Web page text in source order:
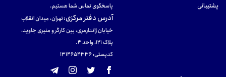
پشتیبانی
پاسخگوی تماس شما هستیم.
آدرس دفتر مرکزی:تهران، میدان انقلاب
خیابان ژاندارمری، بین کارگر و منیری جاوید،
پلاک 121، واحد ۴.
کدپستی: 131465433۶